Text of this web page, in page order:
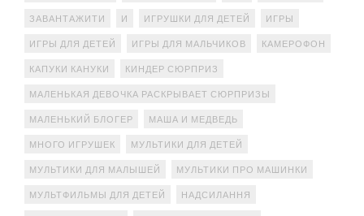
ЗАВАНТАЖИТИ И ИГРУШКИ ДЛЯ ДЕТЕЙ ИГРЫ
ИГРЫ ДЛЯ ДЕТЕЙ ИГРЫ ДЛЯ МАЛЬЧИКОВ КАМЕРОФОН
КАПУКИ КАНУКИ КИНДЕР СЮРПРИЗ
МАЛЕНЬКАЯ ДЕВОЧКА РАСКРЫВАЕТ СЮРПРИЗЫ
МАЛЕНЬКИЙ БЛОГЕР МАША И МЕДВЕДЬ
МНОГО ИГРУШЕК МУЛЬТИКИ ДЛЯ ДЕТЕЙ
МУЛЬТИКИ ДЛЯ МАЛЫШЕЙ МУЛЬТИКИ ПРО МАШИНКИ
МУЛЬТФИЛЬМЫ ДЛЯ ДЕТЕЙ НАДСИЛАННЯ